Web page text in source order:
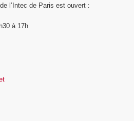
l’Intec de Paris est ouvert :
à 17h